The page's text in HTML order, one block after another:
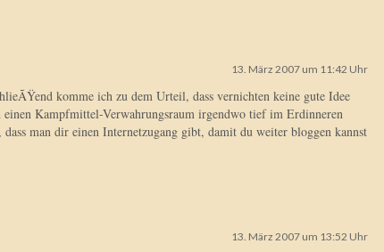
13. März 2007 um 11:42 Uhr
komme ich zu dem Urteil, dass vernichten keine gute Idee
Kampfmittel-Verwahrungsraum irgendwo tief im Erdinneren
man dir einen Internetzugang gibt, damit du weiter bloggen kannst
13. März 2007 um 13:52 Uhr